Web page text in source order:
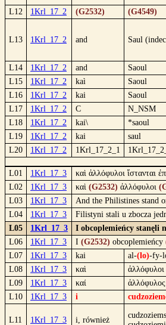
L12 1Krl_17_2 (G2532) (G4549)
L13 1Krl_17_2 and Saul
L14 1Krl_17_2 and Saoul
L15
1Krl_17_2 kaì Saoul
L16
1Krl_17_2 kai Saoul
L17
1Krl_17_2 C N_NSM
L18
1Krl_17_2 kai\ *saoul
L19
1Krl_17_2 kai saul
L20
1Krl_17_2 1Krl_17_2_1
L01 1Krl_17_3
καὶ ἀλλόφυλοι ἵστανται
L02
1Krl_17_3 καὶ (G2532) ἀλλόφυλοι
L03
1Krl_17_3
And the Philistines stand
L04
1Krl_17_3
Filistyni stali u zbocza
L05
1Krl_17_3
I obcoplemieńcy stanęli
L06
1Krl_17_3 I (G2532) obcoplemieńcy
L07
1Krl_17_3 kai al-(lo)-fy-
L08
1Krl_17_3 καὶ ἀλλόφυλοι
L09
1Krl_17_3 καί ἀλλόφυλος
L10
1Krl_17_3 i
L11 1Krl_17_3 i, również